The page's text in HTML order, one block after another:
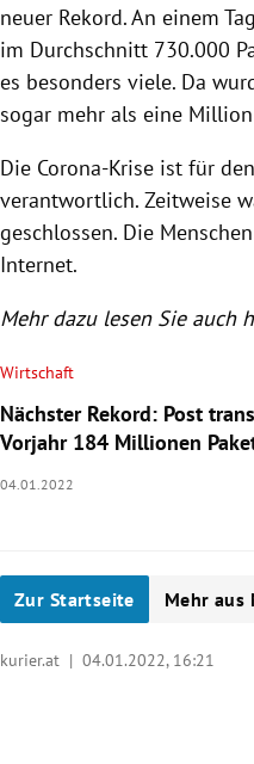
neuer Rekord. An einem
im Durchschnitt 730.000
es besonders viele. Da
sogar mehr als eine
Die Corona-Krise ist für
verantwortlich. Zeitweise
geschlossen. Die
Internet.
Mehr dazu lesen Sie auch
Wirtschaft
Nächster Rekord: Post
Vorjahr 184 Millionen
04.01.2022
Zur Startseite Mehr aus
kurier.at | 04.01.2022, 16:21